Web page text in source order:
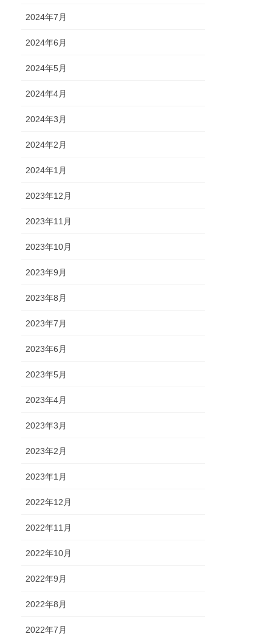
2024年7月
2024年6月
2024年5月
2024年4月
2024年3月
2024年2月
2024年1月
2023年12月
2023年11月
2023年10月
2023年9月
2023年8月
2023年7月
2023年6月
2023年5月
2023年4月
2023年3月
2023年2月
2023年1月
2022年12月
2022年11月
2022年10月
2022年9月
2022年8月
2022年7月